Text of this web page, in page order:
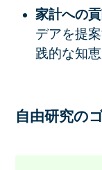
家計への
デアを提
践的な知
自由研究の